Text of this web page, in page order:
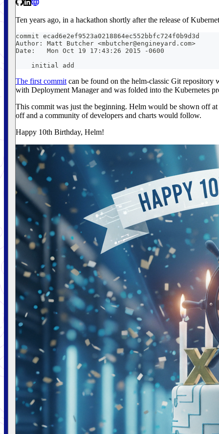
Ten years ago, in a hackathon shortly after the release of
commit ecad6e2ef9523a0218864ec552bbfc724f0b9d3d
Author: Matt Butcher <mbutcher@engineyard.com>
Date:   Mon Oct 19 17:43:26 2015 -0600
    initial add
The first commit can be found on the helm-classic Git repository
with Deployment Manager and was folded into the Kubernetes
This commit was just the beginning. Helm would be shown off
off and a community of developers and charts would follow.
Happy 10th Birthday, Helm!